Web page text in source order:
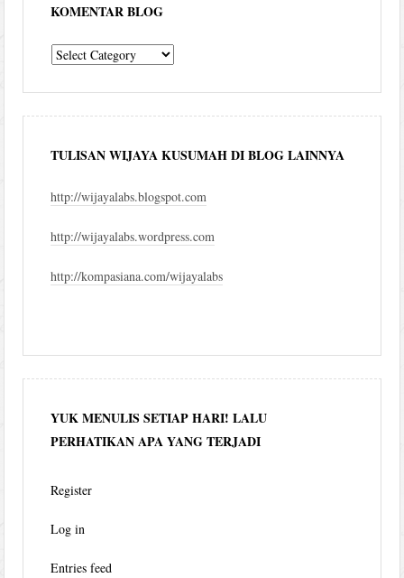
KOMENTAR BLOG
komentar
TULISAN WIJAYA KUSUMAH DI BLOG LAINNYA
http://wijayalabs.blogspot.com
http://wijayalabs.wordpress.com
http://kompasiana.com/wijayalabs
YUK MENULIS SETIAP HARI! LALU
PERHATIKAN APA YANG TERJADI
Register
Log in
Entries feed